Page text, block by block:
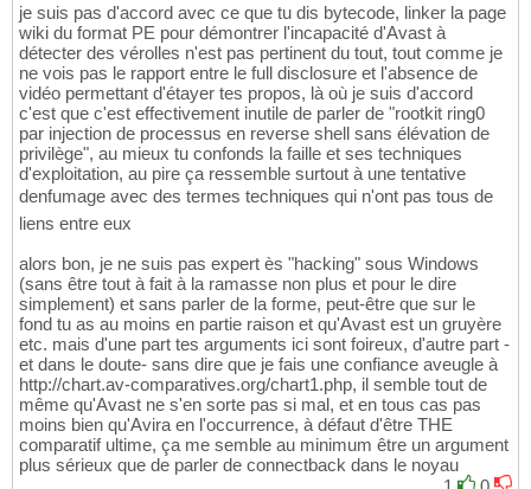
je suis pas d'accord avec ce que tu dis bytecode, linker la page
wiki du format PE pour démontrer l'incapacité d'Avast à
détecter des vérolles n'est pas pertinent du tout, tout comme je
ne vois pas le rapport entre le full disclosure et l'absence de
vidéo permettant d'étayer tes propos, là où je suis d'accord
c'est que c'est effectivement inutile de parler de "rootkit ring0
par injection de processus en reverse shell sans élévation de
privilège", au mieux tu confonds la faille et ses techniques
d'exploitation, au pire ça ressemble surtout à une tentative
denfumage avec des termes techniques qui n'ont pas tous de
liens entre eux
alors bon, je ne suis pas expert ès "hacking" sous Windows
(sans être tout à fait à la ramasse non plus et pour le dire
simplement) et sans parler de la forme, peut-être que sur le
fond tu as au moins en partie raison et qu'Avast est un gruyère
etc. mais d'une part tes arguments ici sont foireux, d'autre part -
et dans le doute- sans dire que je fais une confiance aveugle à
http://chart.av-comparatives.org/chart1.php, il semble tout de
même qu'Avast ne s'en sorte pas si mal, et en tous cas pas
moins bien qu'Avira en l'occurrence, à défaut d'être THE
comparatif ultime, ça me semble au minimum être un argument
plus sérieux que de parler de connectback dans le noyau